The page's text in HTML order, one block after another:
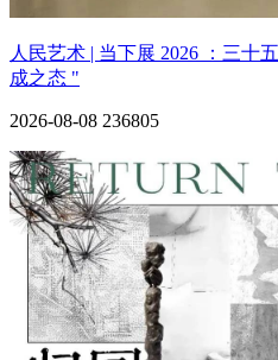
人民艺术 | 当下展 2026 ：三十
成之态 "
2026-08-08 236805